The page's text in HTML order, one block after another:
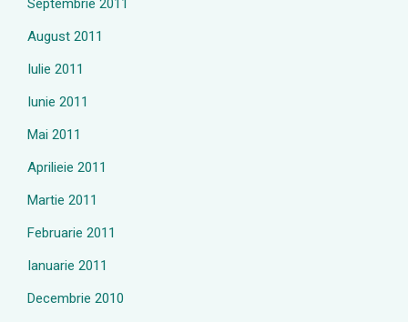
Septembrie 2011
August 2011
Iulie 2011
Iunie 2011
Mai 2011
Aprilieie 2011
Martie 2011
Februarie 2011
Ianuarie 2011
Decembrie 2010